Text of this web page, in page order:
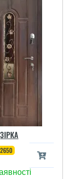
ЗІРКА